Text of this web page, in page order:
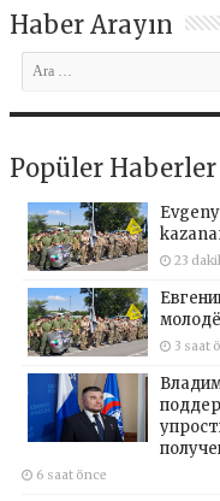
Haber Arayın
Popüler Haberler
23
3 saat
6 saat önce